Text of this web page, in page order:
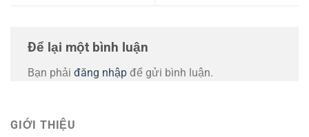
Để lại một bình luận
Bạn phải đăng nhập để gửi bình luận.
GIỚI THIỆU